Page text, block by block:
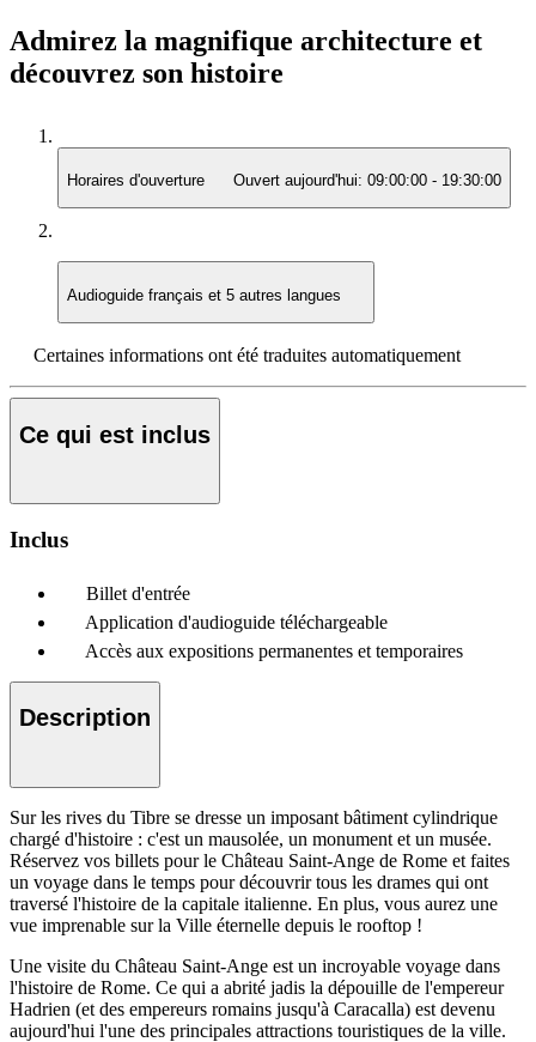
Admirez la magnifique architecture et
découvrez son histoire
Horaires d'ouverture Ouvert aujourd'hui: 09:00:00 - 19:30:00
Audioguide français et 5 autres langues
Certaines informations ont été traduites automatiquement
Ce qui est inclus
Inclus
Billet d'entrée
Application d'audioguide téléchargeable
Accès aux expositions permanentes et temporaires
Description
Sur les rives du Tibre se dresse un imposant bâtiment cylindrique
chargé d'histoire : c'est un mausolée, un monument et un musée.
Réservez vos billets pour le Château Saint-Ange de Rome et faites
un voyage dans le temps pour découvrir tous les drames qui ont
traversé l'histoire de la capitale italienne. En plus, vous aurez une
vue imprenable sur la Ville éternelle depuis le rooftop !
Une visite du Château Saint-Ange est un incroyable voyage dans
l'histoire de Rome. Ce qui a abrité jadis la dépouille de l'empereur
Hadrien (et des empereurs romains jusqu'à Caracalla) est devenu
aujourd'hui l'une des principales attractions touristiques de la ville.